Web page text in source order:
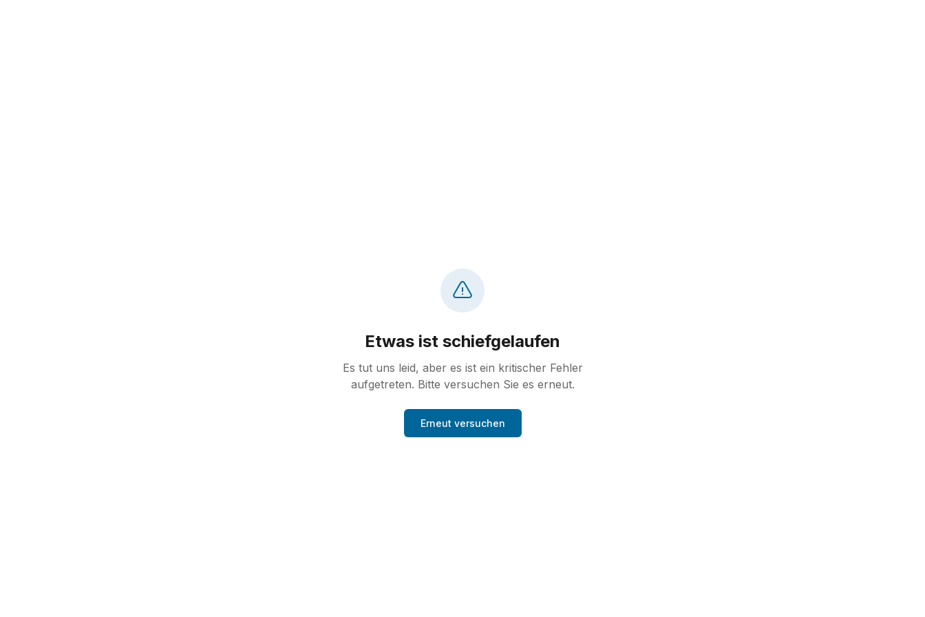
Etwas ist schiefgelaufen
Es tut uns leid, aber es ist ein kritischer Fehler
aufgetreten. Bitte versuchen Sie es erneut.
Erneut versuchen